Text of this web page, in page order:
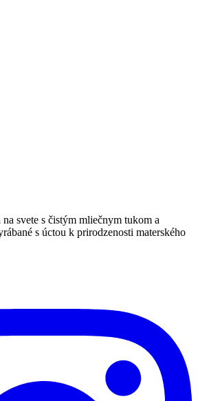
svete s čistým mliečnym tukom a
s úctou k prirodzenosti materského